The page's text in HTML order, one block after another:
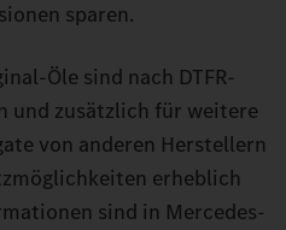
sparen.
Öle sind nach DTFR-
und zusätzlich für weitere
von anderen Herstellern
erheblich
sind in Mercedes-